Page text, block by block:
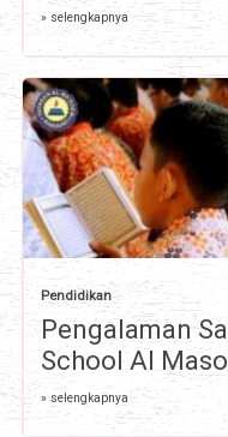
» selengkapnya
Pendidikan
Pengalaman
School Al
» selengkapnya